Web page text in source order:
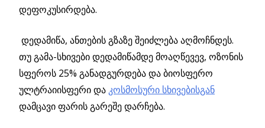
დეფოკუსირდება.
დედამიწა, ანთების გზაზე შეიძლება აღმოჩნდეს.
თუ გამა-სხივები დედამიწამდე მოაღწევევ, ოზონის
სფეროს 25% განადგურდება და ბიოსფერო
ულტრაიისფერი და კოსმოსური სხივებისგან
დამცავი ფარის გარეშე დარჩება.